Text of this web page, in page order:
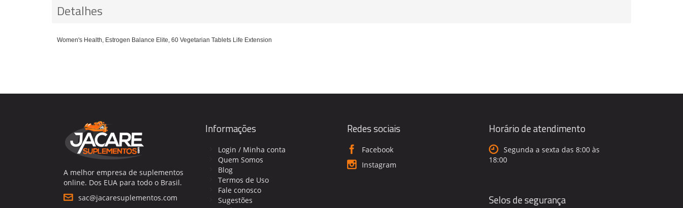
Detalhes
Women's Health, Estrogen Balance Elite, 60 Vegetarian Tablets Life Extension
A melhor empresa de suplementos
online. Dos EUA para todo o Brasil.
sac@jacaresuplementos.com
Informações
Login / Minha conta
Quem Somos
Blog
Termos de Uso
Fale conosco
Sugestões
Redes sociais
Facebook
Instagram
Horário de atendimento
Segunda a sexta das 8:00 às
18:00
Selos de segurança